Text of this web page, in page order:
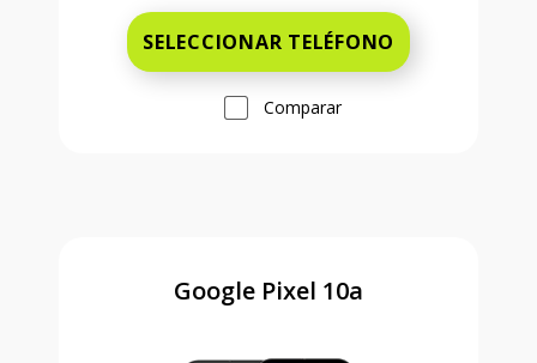
SELECCIONAR TELÉFONO
Comparar
Google Pixel 10a